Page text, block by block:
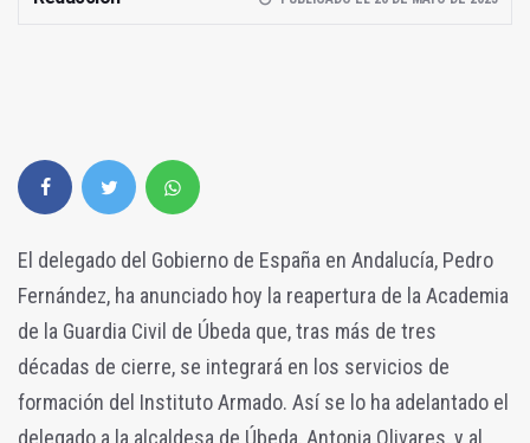
El delegado del Gobierno de España en Andalucía, Pedro
Fernández, ha anunciado hoy la reapertura de la Academia
de la Guardia Civil de Úbeda que, tras más de tres
décadas de cierre, se integrará en los servicios de
formación del Instituto Armado. Así se lo ha adelantado el
delegado a la alcaldesa de Úbeda, Antonia Olivares, y al